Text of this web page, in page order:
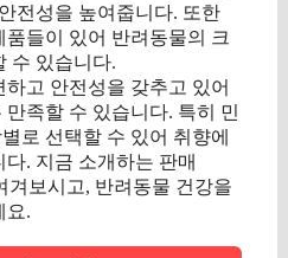
전성을 높여줍니다. 또한
들이 있어 반려동물의 크
수 있습니다.
고 안전성을 갖추고 있어
족할 수 있습니다. 특히 민
로 선택할 수 있어 취향에
. 지금 소개하는 판매
겨보시고, 반려동물 건강을
요.